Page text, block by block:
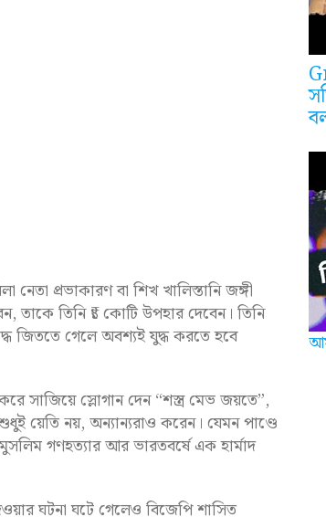
নেতা প্রভাকারণ বা শিখ খালিস্তানি জঙ্গী
তাকে তিনি ₹১ কোটি উপহার দেবেন। তিনি
জিততে গেলে অবশ্যই যুদ্ধ করতে হবে
সাজিয়ে স্লোগান দেন “শস্ত্র মেভ জয়তে”,
য়েতি নয়, অন্যান্যরাও করেন। যেমন পাণ্ডে
গণহত্যার আর ভারতবর্ষে এক হার্মাদ
ঘটনা ঘটে গেলেও বিজেপি শাসিত